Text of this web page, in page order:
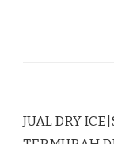
JUAL DRY